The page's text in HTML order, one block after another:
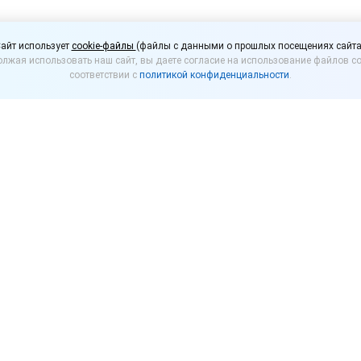
сладостей
использует cookie-файлы (файлы с данными о прошлых посещениях
использовать наш сайт, вы даете согласие на использование файлов
соответствии с политикой конфиденциальности.